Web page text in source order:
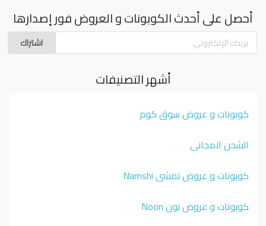
أحصل على أحدث الكوبونات و العروض فور إصدارها
اشتراك
أشهر التصنيفات
كوبونات و عروض سوق كوم
الشحن المجاني
كوبونات و عروض نمشي Namshi
كوبونات و عروض نون Noon